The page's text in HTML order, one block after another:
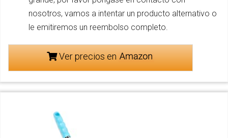
nosotros, vamos a intentar un producto alternativo o
le emitiremos un reembolso completo.
Ver precios en